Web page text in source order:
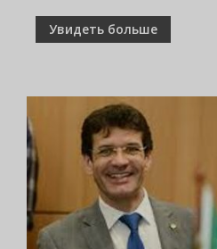
Увидеть больше